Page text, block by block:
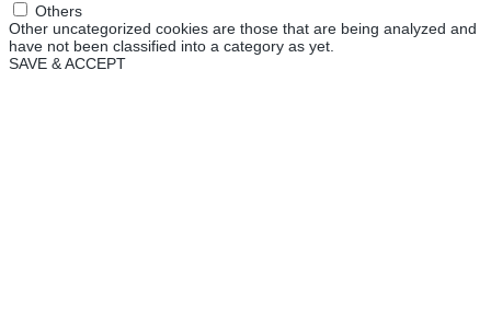
Others
Other uncategorized cookies are those that are being analyzed and
have not been classified into a category as yet.
SAVE & ACCEPT